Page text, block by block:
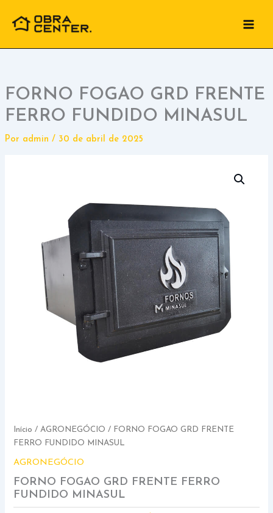
para
conteúdo
FORNO FOGAO GRD FRENTE
FERRO FUNDIDO MINASUL
Por admin / 30 de abril de 2025
Início /AGRONEGÓCIO / FORNO FOGAO GRD FRENTE
FERRO FUNDIDO MINASUL
AGRONEGÓCIO
FORNO FOGAO GRD FRENTE FERRO
FUNDIDO MINASUL